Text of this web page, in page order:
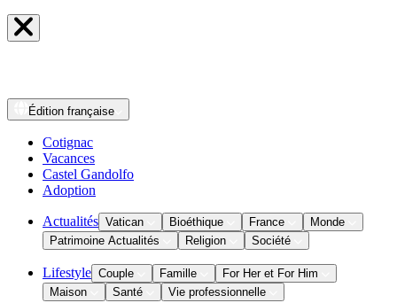
Édition française
Cotignac
Vacances
Castel Gandolfo
Adoption
Actualités Vatican Bioéthique France
Monde
Patrimoine Actualités
Religion Société
Lifestyle Couple Famille
For Her et For Him
Maison
Santé Vie professionnelle